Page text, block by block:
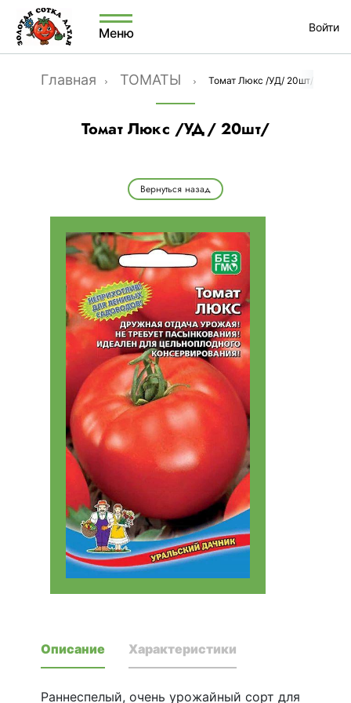
Меню Войти
Главная ТОМАТЫ Томат Люкс /УД/ 20шт/
Томат Люкс /УД/ 20шт/
Вернуться назад
Описание Характеристики
Раннеспелый, очень урожайный сорт для